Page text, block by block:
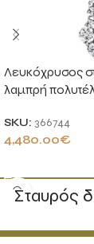
Λευκόχρυσος
λαμπρή
SKU: 366744
4,480.00€
Σταυρός